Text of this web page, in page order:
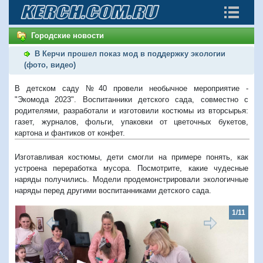
Городские новости
В Керчи прошел показ мод в поддержку экологии
(фото, видео)
В детском саду №40 провели необычное мероприятие -
"Экомода 2023". Воспитанники детского сада, совместно с
родителями, разработали и изготовили костюмы из вторсырья:
газет, журналов, фольги, упаковки от цветочных букетов,
картона и фантиков от конфет.
Изготавливая костюмы, дети смогли на примере понять, как
устроена переработка мусора. Посмотрите, какие чудесные
наряды получились. Модели продемонстрировали экологичные
наряды перед другими воспитанниками детского сада.
1/11